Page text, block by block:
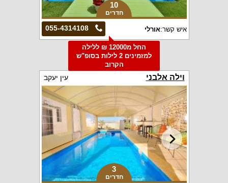
10
חדרים
055-4314108 איש קשר:אורלי
החל מ12000 ₪ ללילה
למזמינים 2 לילות בסופ"ש
הקרוב
וילה אלבני עין יעקב
3
חדרים